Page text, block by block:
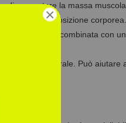
×
di aumentare la massa
la composizione
magra, se combinata con
la salute generale. Può aiutare